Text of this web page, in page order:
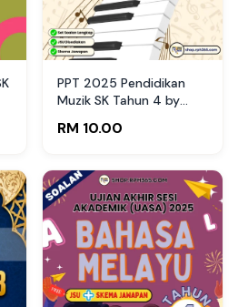
PPT 2025 Pendidikan
Muzik SK Tahun 4 by
RM 10.00